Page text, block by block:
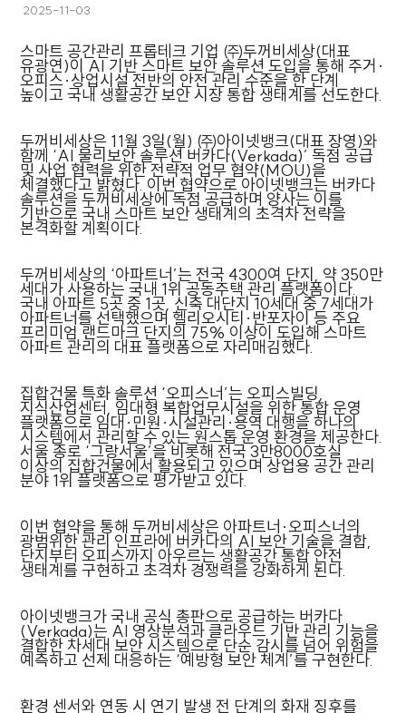
2025-11-03
스마트 공간관리 프롭테크 기업 ㈜두꺼비세상(대표
유광연)이 AI 기반 스마트 보안 솔루션 도입을 통해 주거·
오피스·상업시설 전반의 안전 관리 수준을 한 단계
높이고 국내 생활공간 보안 시장 통합 생태계를 선도한다.
두꺼비세상은 11월 3일(월) ㈜아이넷뱅크(대표 장영)와
함께 ‘AI 물리보안 솔루션 버카다(Verkada)’ 독점 공급
및 사업 협력을 위한 전략적 업무 협약(MOU)을
체결했다고 밝혔다. 이번 협약으로 아이넷뱅크는 버카다
솔루션을 두꺼비세상에 독점 공급하며 양사는 이를
기반으로 국내 스마트 보안 생태계의 초격차 전략을
본격화할 계획이다.
두꺼비세상의 ‘아파트너’는 전국 4300여 단지, 약 350만
세대가 사용하는 국내 1위 공동주택 관리 플랫폼이다.
국내 아파트 5곳 중 1곳, 신축 대단지 10세대 중 7세대가
아파트너를 선택했으며 헬리오시티·반포자이 등 주요
프리미엄 랜드마크 단지의 75% 이상이 도입해 스마트
아파트 관리의 대표 플랫폼으로 자리매김했다.
집합건물 특화 솔루션 ‘오피스너’는 오피스빌딩,
지식산업센터, 임대형 복합업무시설을 위한 통합 운영
플랫폼으로 임대·민원·시설관리·용역 대행을 하나의
시스템에서 관리할 수 있는 원스톱 운영 환경을 제공한다.
서울 종로 ‘그랑서울’을 비롯해 전국 3만8000호실
이상의 집합건물에서 활용되고 있으며 상업용 공간 관리
분야 1위 플랫폼으로 평가받고 있다.
이번 협약을 통해 두꺼비세상은 아파트너·오피스너의
광범위한 관리 인프라에 버카다의 AI 보안 기술을 결합,
단지부터 오피스까지 아우르는 생활공간 통합 안전
생태계를 구현하고 초격차 경쟁력을 강화하게 된다.
아이넷뱅크가 국내 공식 총판으로 공급하는 버카다
(Verkada)는 AI 영상분석과 클라우드 기반 관리 기능을
결합한 차세대 보안 시스템으로 단순 감시를 넘어 위험을
예측하고 선제 대응하는 ‘예방형 보안 체계’를 구현한다.
환경 센서와 연동 시 연기 발생 전 단계의 화재 징후를